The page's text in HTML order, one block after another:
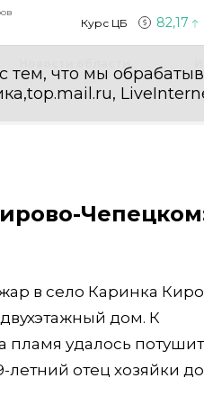
Курс ЦБ 82,17
тем, что мы
в село Каринка
дом. К
пламя удалось
отец хозяйки